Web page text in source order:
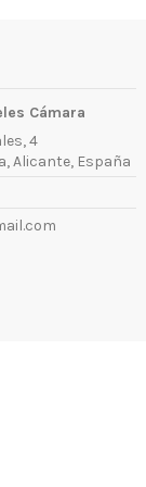
Cámara
4
Alicante, España